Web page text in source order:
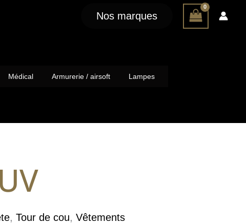
Nos marques
Médical Armurerie / airsoft Lampes
,Tour de cou,Vêtements